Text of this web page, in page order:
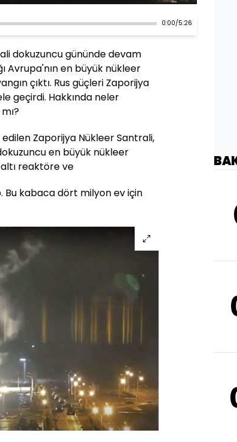
0:00/5:26
dokuzuncu gününde devam
Avrupa'nın en büyük nükleer
çıktı. Rus güçleri Zaporijya
geçirdi. Hakkında neler
edilen Zaporijya Nükleer Santrali,
en büyük nükleer
reaktöre ve
Bu kabaca dört milyon ev için